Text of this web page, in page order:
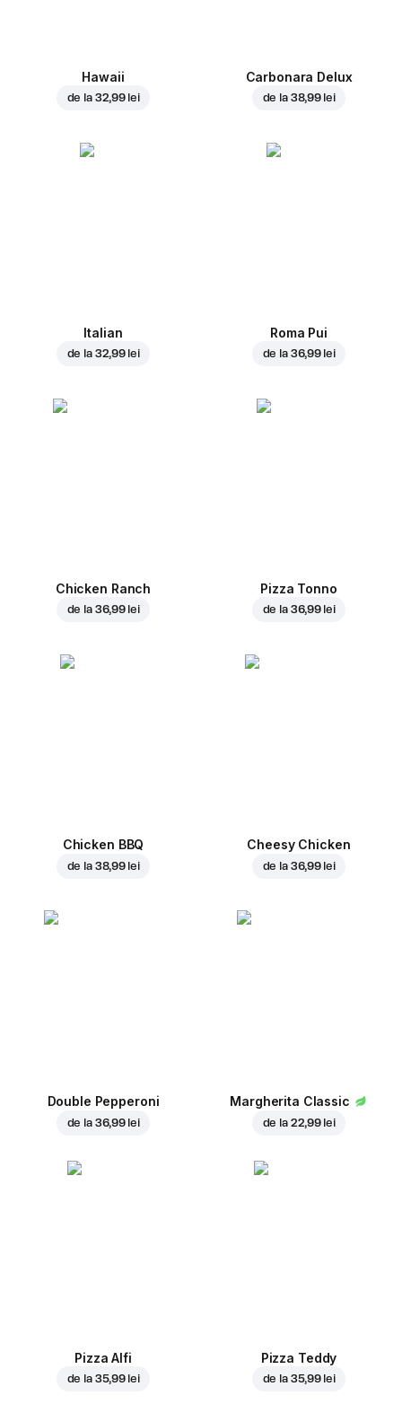
Hawaii
de la 32,99 lei
Carbonara Delux
de la 38,99 lei
Italian
de la 32,99 lei
Roma Pui
de la 36,99 lei
Chicken Ranch
de la 36,99 lei
Pizza Tonno
de la 36,99 lei
Chicken BBQ
de la 38,99 lei
Cheesy Chicken
de la 36,99 lei
Double Pepperoni
de la 36,99 lei
Margherita Classic
de la 22,99 lei
Pizza Alfi
de la 35,99 lei
Pizza Teddy
de la 35,99 lei